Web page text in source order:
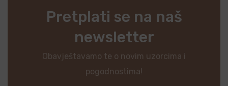
Pretplati se na naš
newsletter
Obavještavamo te o novim uzorcima i
pogodnostima!